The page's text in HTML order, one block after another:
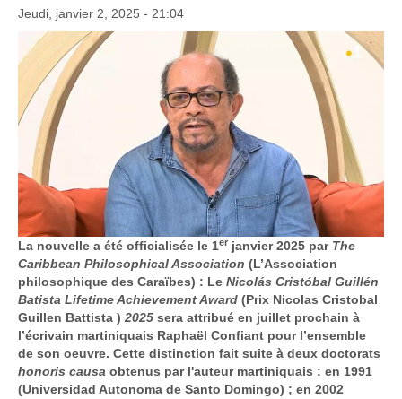
Jeudi, janvier 2, 2025 - 21:04
La nouvelle a été officialisée le 1er janvier 2025 par The
Caribbean Philosophical Association (L’Association
philosophique des Caraïbes) : Le Nicolás Cristóbal Guillén
Batista Lifetime Achievement Award (Prix Nicolas Cristobal
Guillen Battista ) 2025 sera attribué en juillet prochain à
l’écrivain martiniquais Raphaël Confiant pour l’ensemble
de son oeuvre. Cette distinction fait suite à deux doctorats
honoris causa obtenus par l'auteur martiniquais : en 1991
(Universidad Autonoma de Santo Domingo) ; en 2002